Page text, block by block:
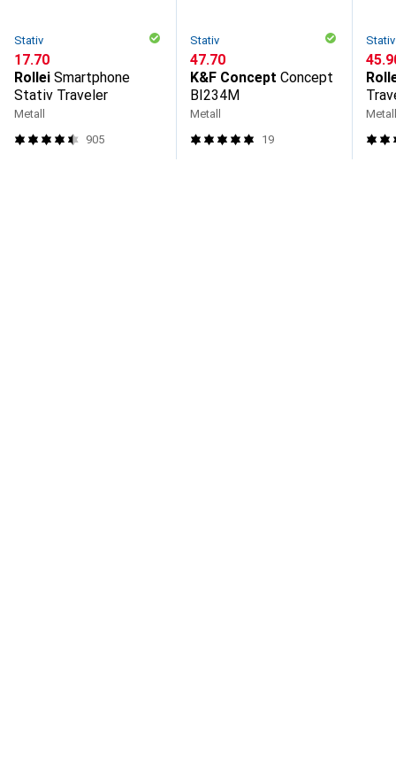
Stativ
CHF
17.70
Rollei Smartphone
Stativ Traveler
Metall
905
Stativ
CHF
47.70
K&F Concept Concept
BI234M
Metall
19
Stativ
CHF